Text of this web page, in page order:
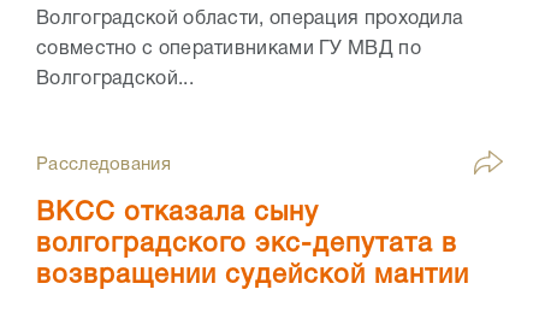
Волгоградской области, операция проходила
совместно с оперативниками ГУ МВД по
Волгоградской...
Расследования
ВКСС отказала сыну
волгоградского экс-депутата в
возвращении судейской мантии